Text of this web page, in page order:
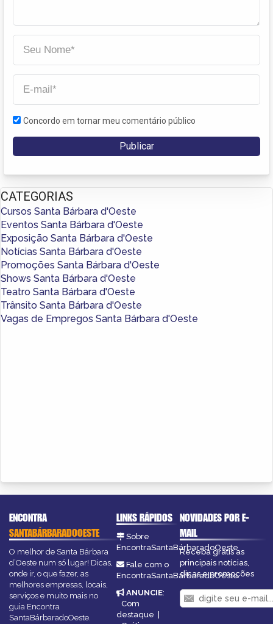
Concordo em tornar meu comentário público
CATEGORIAS
Cursos Santa Bárbara d'Oeste
Eventos Santa Bárbara d'Oeste
Exposição Santa Bárbara d'Oeste
Notícias Santa Bárbara d'Oeste
Promoções Santa Bárbara d'Oeste
Shows Santa Bárbara d'Oeste
Teatro Santa Bárbara d'Oeste
Trânsito Santa Bárbara d'Oeste
Vagas de Empregos Santa Bárbara d'Oeste
ENCONTRA
SANTABÁRBARADOOESTE
O melhor de Santa Bárbara
d’Oeste num só lugar! Dicas,
onde ir, o que fazer, as
melhores empresas, locais,
serviços e muito mais no
guia Encontra
SantaBárbaradoOeste.
LINKS RÁPIDOS
Sobre
EncontraSantaBárbaradoOeste
Fale com o
EncontraSantaBárbaradoOeste
ANUNCIE:
Com
destaque
NOVIDADES POR E-
MAIL
Receba grátis as
principais notícias,
dicas e promoções